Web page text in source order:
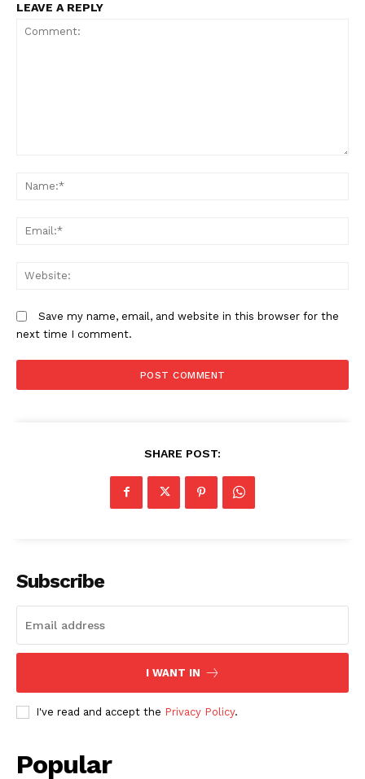
LEAVE A REPLY
Save my name, email, and website in this browser for the
next time I comment.
SHARE POST:
Subscribe
I WANT IN
I've read and accept the Privacy Policy.
Popular